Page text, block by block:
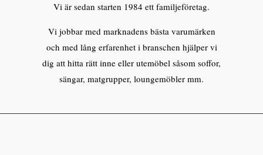
Vi är sedan starten 1984 ett familjeföretag.
Vi jobbar med marknadens bästa varumärken
och med lång erfarenhet i branschen hjälper vi
dig att hitta rätt inne eller utemöbel såsom soffor,
sängar, matgrupper, loungemöbler mm.